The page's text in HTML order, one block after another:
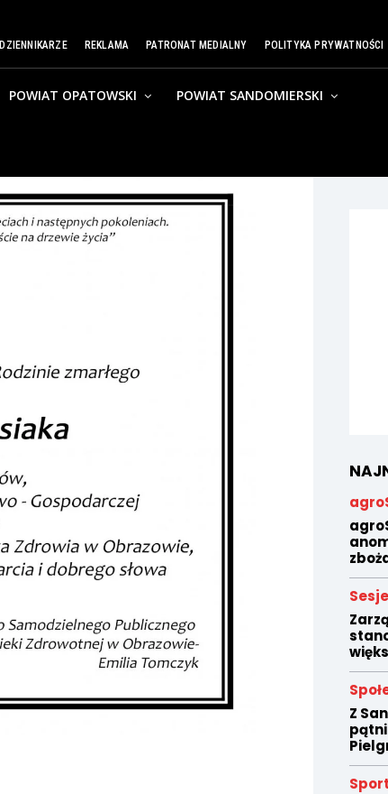
DZIENNIKARZE REKLAMA PATRONAT MEDIALNY POLITYKA PRYWATNOŚCI
POWIAT OPATOWSKI POWIAT SANDOMIERSKI
Z
Sport